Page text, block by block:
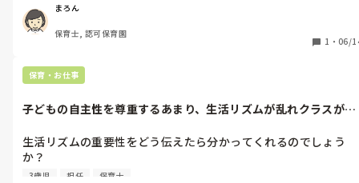
毎回、寒天遊びなど出来ず😢
まろん
保育士, 認可保育園
1 ・ 06/
保育・お仕事
子どもの自主性を尊重するあまり、生活リズムが乱れクラスが落
生活リズムの重要性をどう伝えたら分かってくれるのでしょう
か？
退職した今もどうしたら、あの現状を打破できただろうか悩み続
3歳児 担任 保育士